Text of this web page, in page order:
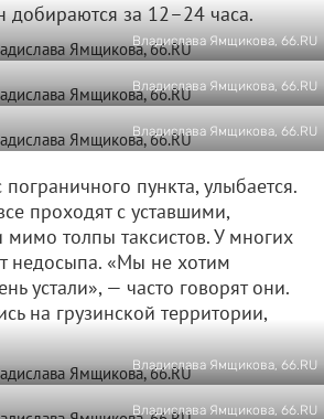
за 12–24 часа.
Владислава Ямщикова, 66.RU
Владислава Ямщикова, 66.RU
Владислава Ямщикова, 66.RU
пункта, улыбается.
проходят с уставшими,
толпы таксистов. У многих
недосыпа. «Мы не хотим
устали», — часто говорят они.
на грузинской территории,
Владислава Ямщикова, 66.RU
Владислава Ямщикова, 66.RU